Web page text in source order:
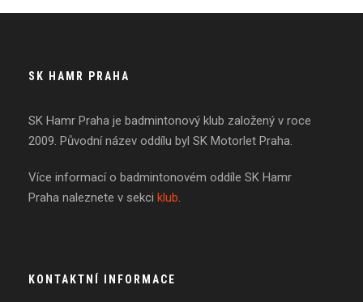
SK HAMR PRAHA
SK Hamr Praha je badmintonový klub založený v roce
2009. Původní název oddílu byl SK Motorlet Praha.
Více informací o badmintonovém oddíle SK Hamr
Praha naleznete v sekci klub.
KONTAKTNÍ INFORMACE